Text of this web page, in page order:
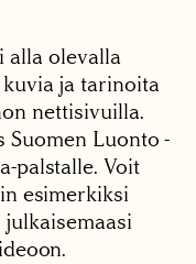
alla olevalla
ja tarinoita
nettisivuilla.
Suomen Luonto -
palstalle. Voit
esimerkiksi